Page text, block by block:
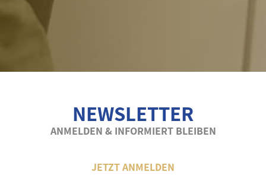
NEWSLETTER
ANMELDEN & INFORMIERT BLEIBEN
JETZT ANMELDEN